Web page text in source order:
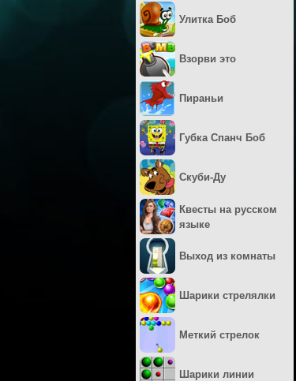
Улитка Боб
Взорви это
Пираньи
Губка Спанч Боб
Скуби-Ду
Квесты на русском
языке
Выход из комнаты
Шарики стрелялки
Меткий стрелок
Шарики линии